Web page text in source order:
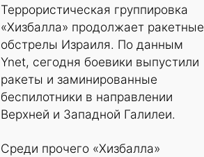
Террористическая группировка
«Хизбалла» продолжает ракетные
обстрелы Израиля. По данным
Ynet, сегодня боевики выпустили
ракеты и заминированные
беспилотники в направлении
Верхней и Западной Галилеи.
Среди прочего «Хизбалла»